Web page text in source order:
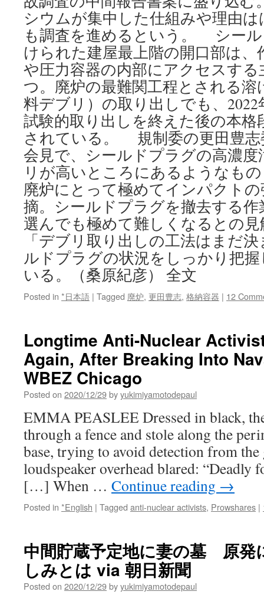
シウムが集中した仕組みや理由
も調査を進めるという。 シー
けられた建屋最上階の開口部は
や圧力容器の内部にアクセスす
つ。廃炉の最難関工程とされる溶
料デブリ）の取り出しでも、
試験的取り出しを終えた後の本格
されている。 規制委の更田豊志
会見で、シールドプラグの高濃
リが高いところにあるようなも
廃炉にとって極めてインパクト
摘。シールドプラグを撤去する
選んでも極めて難しくなるとの
「デブリ取り出しの工法はまだ
ルドプラグの状況をしっかり把
いる。（桑原紀彦） 全文
Posted in *日本語 | Tagged 廃炉, 更田豊志, 格納容器 | 12
Longtime Anti-Nuclear
Again, After Breaking Into
WBEZ Chicago
Posted on 2020/12/29byyukimiyamotodepaul
EMMA PEASLEE Dressed in black,
through a fence and stole along the
base, trying to avoid detection from the
loudspeaker overhead blared: “Deadly
[…] When … Continue reading →
Posted in *English | Tagged anti-nuclear activists, Prowshares |
中間貯蔵予定地に妻の墓 原発
しみとは via 朝日新聞
Posted on 2020/12/29byyukimiyamotodepaul